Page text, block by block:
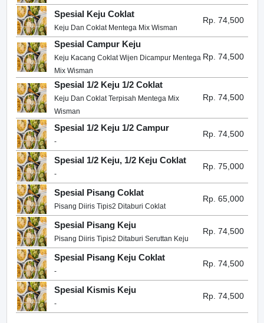
Spesial Keju Coklat
Keju Dan Coklat Mentega Mix Wisman
Rp. 74,500
Spesial Campur Keju
Keju Kacang Coklat Wijen Dicampur Mentega
Mix Wisman
Rp. 74,500
Spesial 1/2 Keju 1/2 Coklat
Keju Dan Coklat Terpisah Mentega Mix
Wisman
Rp. 74,500
Spesial 1/2 Keju 1/2 Campur
-
Rp. 74,500
Spesial 1/2 Keju, 1/2 Keju Coklat
-
Rp. 75,000
Spesial Pisang Coklat
Pisang Diiris Tipis2 Ditaburi Coklat
Rp. 65,000
Spesial Pisang Keju
Pisang Diiris Tipis2 Ditaburi Seruttan Keju
Rp. 74,500
Spesial Pisang Keju Coklat
-
Rp. 74,500
Spesial Kismis Keju
-
Rp. 74,500